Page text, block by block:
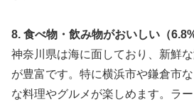
8. 食べ物・飲み物がおいしい（6.8%
神奈川県は海に面しており、新鮮
が豊富です。特に横浜市や鎌倉市
な料理やグルメが楽しめます。ラ